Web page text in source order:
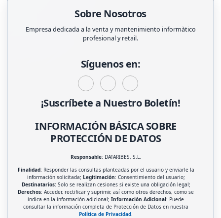
Sobre Nosotros
Empresa dedicada a la venta y mantenimiento informàtico
profesional y retail.
Síguenos en:
¡Suscríbete a Nuestro Boletín!
INFORMACIÓN BÁSICA SOBRE
PROTECCIÓN DE DATOS
Responsable: DATARIBES, S.L.
Finalidad: Responder las consultas planteadas por el usuario y enviarle la
información solicitada; Legitimación: Consentimiento del usuario;
Destinatarios: Solo se realizan cesiones si existe una obligación legal;
Derechos: Acceder, rectificar y suprimir, así como otros derechos, como se
indica en la información adicional;Información Adicional: Puede
consultar la información completa de Protección de Datos en nuestra
Política de Privacidad